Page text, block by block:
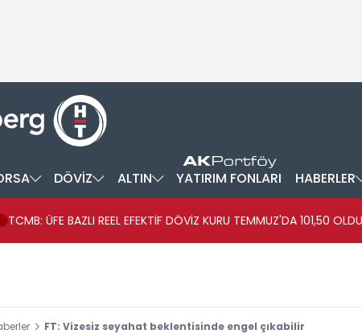
DÖVİZ ALTIN YATIRIM FONLARI HABERLER
TCMB: ÜFE BAZLI REEL EFEKTİF DÖVİZ KURU TEMMUZ'DA 101,50
FT: Vizesiz seyahat beklentisinde engel çıkabilir